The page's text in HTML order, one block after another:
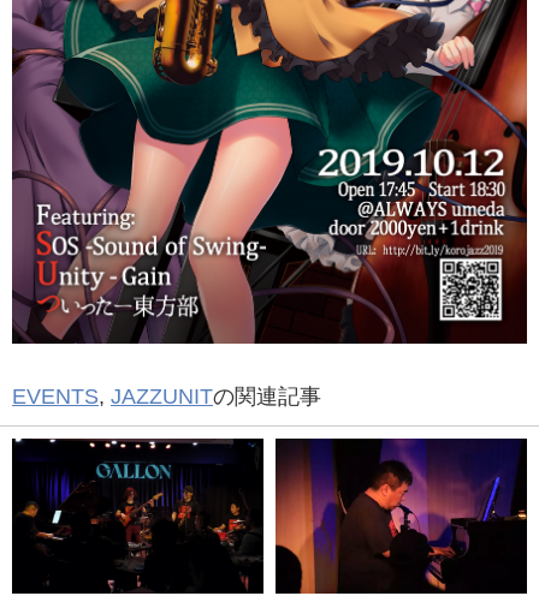
EVENTS, JAZZUNITの関連記事